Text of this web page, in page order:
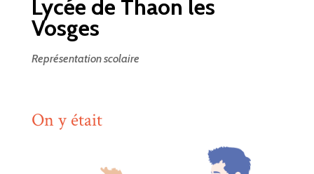
Lycée de Thaon les
Vosges
Représentation scolaire
On y était